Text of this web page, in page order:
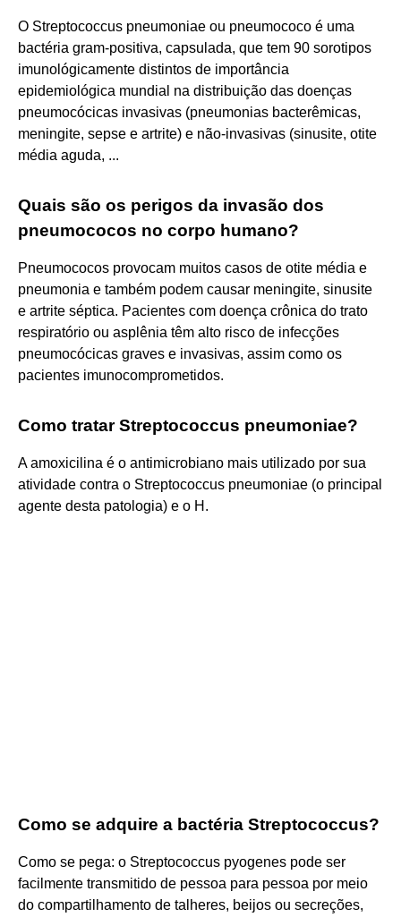
O Streptococcus pneumoniae ou pneumococo é uma
bactéria gram-positiva, capsulada, que tem 90 sorotipos
imunológicamente distintos de importância
epidemiológica mundial na distribuição das doenças
pneumocócicas invasivas (pneumonias bacterêmicas,
meningite, sepse e artrite) e não-invasivas (sinusite, otite
média aguda, ...
Quais são os perigos da invasão dos
pneumococos no corpo humano?
Pneumococos provocam muitos casos de otite média e
pneumonia e também podem causar meningite, sinusite
e artrite séptica. Pacientes com doença crônica do trato
respiratório ou asplênia têm alto risco de infecções
pneumocócicas graves e invasivas, assim como os
pacientes imunocomprometidos.
Como tratar Streptococcus pneumoniae?
A amoxicilina é o antimicrobiano mais utilizado por sua
atividade contra o Streptococcus pneumoniae (o principal
agente desta patologia) e o H.
Como se adquire a bactéria Streptococcus?
Como se pega: o Streptococcus pyogenes pode ser
facilmente transmitido de pessoa para pessoa por meio
do compartilhamento de talheres, beijos ou secreções,